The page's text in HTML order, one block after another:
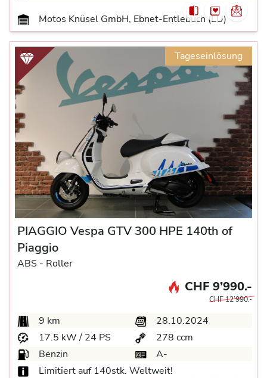
Motos Knüsel GmbH, Ebnet-Entlebuch (LU)
Tageseinlösung
PIAGGIO Vespa GTV 300 HPE 140th of
Piaggio
ABS - Roller
CHF 9’990.-
CHF 12’990.-
9 km
28.10.2024
17.5 kW / 24 PS
278 ccm
Benzin
A-
Limitiert auf 140stk. Weltweit!